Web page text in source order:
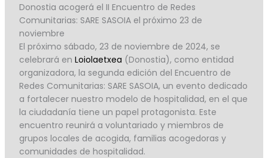
Donostia acogerá el II Encuentro de Redes
Comunitarias: SARE SASOIA el próximo 23 de
noviembre
El próximo sábado, 23 de noviembre de 2024, se
celebrará en Loiolaetxea (Donostia), como entidad
organizadora, la segunda edición del Encuentro de
Redes Comunitarias: SARE SASOIA, un evento dedicado
a fortalecer nuestro modelo de hospitalidad, en el que
la ciudadanía tiene un papel protagonista. Este
encuentro reunirá a voluntariado y miembros de
grupos locales de acogida, familias acogedoras y
comunidades de hospitalidad.